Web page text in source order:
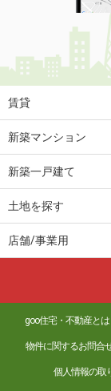
賃貸
新築マンション
新築一戸建て
土地を探す
店舗/事業用
goo住宅・不動産とは
物件に関するお問合
個人情報の取